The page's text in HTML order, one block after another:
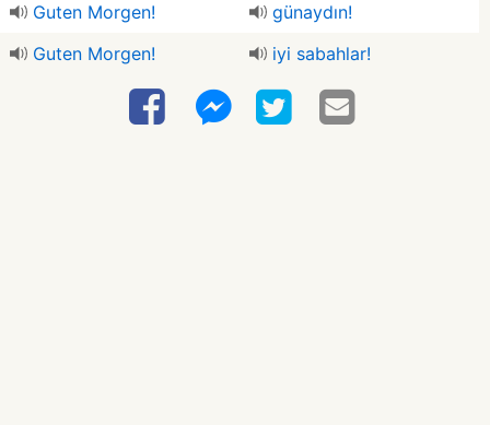
Guten Morgen!
günaydın!
Guten Morgen!
iyi sabahlar!